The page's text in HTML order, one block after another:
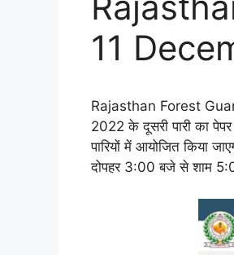
11
Rajasthan Forest
2022 के दूसरी पारी का
पारियों में आयोजित किया
दोपहर 3:00 बजे से शाम